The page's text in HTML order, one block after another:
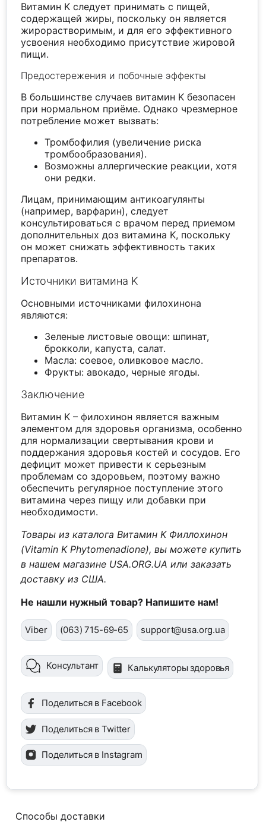
Витамин K следует принимать с пищей,
содержащей жиры, поскольку он является
жирорастворимым, и для его эффективного
усвоения необходимо присутствие жировой
пищи.
Предостережения и побочные эффекты
В большинстве случаев витамин K безопасен
при нормальном приёме. Однако чрезмерное
потребление может вызвать:
Тромбофилия (увеличение риска
тромбообразования).
Возможны аллергические реакции, хотя
они редки.
Лицам, принимающим антикоагулянты
(например, варфарин), следует
консультироваться с врачом перед приемом
дополнительных доз витамина K, поскольку
он может снижать эффективность таких
препаратов.
Источники витамина K
Основными источниками филохинона
являются:
Зеленые листовые овощи: шпинат,
брокколи, капуста, салат.
Масла: соевое, оливковое масло.
Фрукты: авокадо, черные ягоды.
Заключение
Витамин K – филохинон является важным
элементом для здоровья организма, особенно
для нормализации свертывания крови и
поддержания здоровья костей и сосудов. Его
дефицит может привести к серьезным
проблемам со здоровьем, поэтому важно
обеспечить регулярное поступление этого
витамина через пищу или добавки при
необходимости.
Товары из каталога Витамин K Филлохинон
(Vitamin K Phytomenadione), вы можете купить
в нашем магазине USA.ORG.UA или заказать
доставку из США.
Не нашли нужный товар? Напишите нам!
Viber (063) 715-69-65 support@usa.org.ua
Консультант Калькуляторы здоровья
Поделиться в Facebook
Поделиться в Twitter
Поделиться в Instagram
Способы доставки